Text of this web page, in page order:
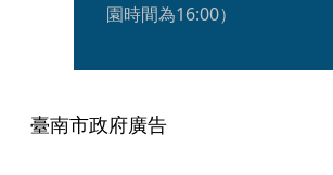
園時間為16:00）
臺南市政府廣告